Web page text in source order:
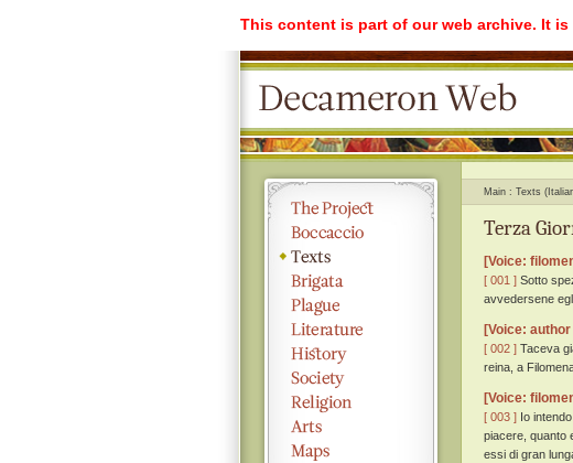
This content is part of our web archive. It
Main Texts
Terza
[Voice:
[ 001 ] Sotto
avvedersene
[Voice: author
[ 002 ] Taceva
reina, a
[Voice:
[ 003 ] Io
piacere, quanto
essi di gran